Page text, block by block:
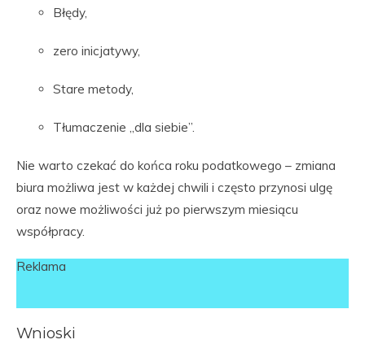
Błędy,
zero inicjatywy,
Stare metody,
Tłumaczenie „dla siebie”.
Nie warto czekać do końca roku podatkowego – zmiana
biura możliwa jest w każdej chwili i często przynosi ulgę
oraz nowe możliwości już po pierwszym miesiącu
współpracy.
Reklama
Wnioski